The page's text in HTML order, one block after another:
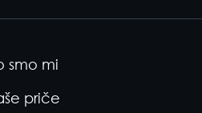
smo mi
priče